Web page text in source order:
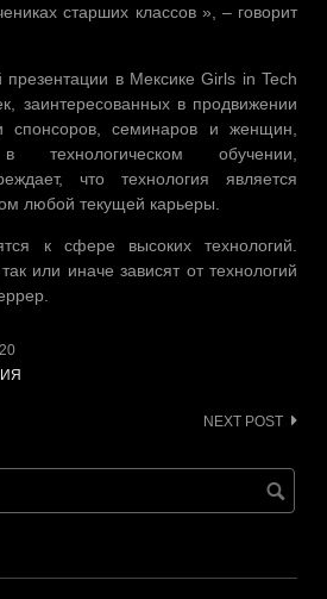
старших классов », – говорит
презентации в Мексике Girls in Tech
заинтересованных в продвижении
спонсоров, семинаров и женщин,
в технологическом обучении,
что технология является
любой текущей карьеры.
к сфере высоких технологий.
или иначе зависят от технологий
NEXT POST